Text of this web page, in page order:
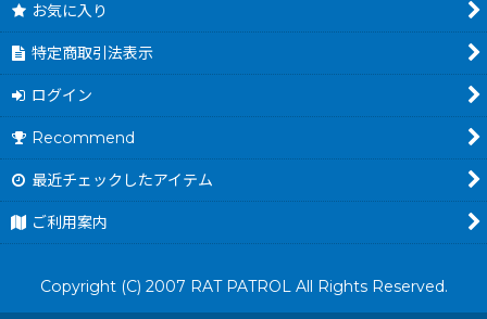
お気に入り
特定商取引法表示
ログイン
Recommend
最近チェックしたアイテム
ご利用案内
Copyright (C) 2007 RAT PATROL All Rights Reserved.